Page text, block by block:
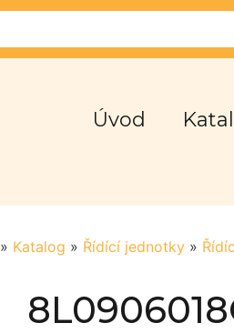
Úvod
» Katalog » Řídící jednotky »